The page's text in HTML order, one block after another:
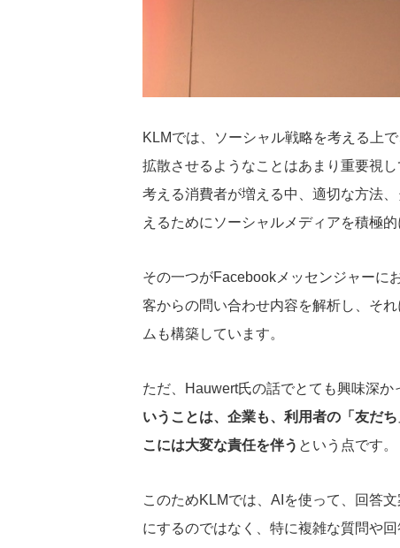
KLMでは、ソーシャル戦略を考える上
拡散させるようなことはあまり重要視
考える消費者が増える中、適切な方法
えるためにソーシャルメディアを積極
その一つがFacebookメッセンジャーに
客からの問い合わせ内容を解析し、そ
ムも構築しています。
ただ、Hauwert氏の話でとても興味深か
いうことは、企業も、利用者の「友だ
こには大変な責任を伴う という点です。
このためKLMでは、AIを使って、回答
にするのではなく、特に複雑な質問や